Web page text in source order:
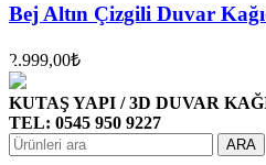
Bej Altın Çizgili Duvar
2.999,00₺
KUTAŞ YAPI / 3D DUVAR
TEL: 0545 950 9227
ARA